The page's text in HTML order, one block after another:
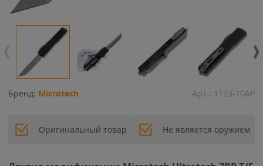
Бренд: Microtech Арт.: 1123-10AP
Оригинальный товар Не является оружием